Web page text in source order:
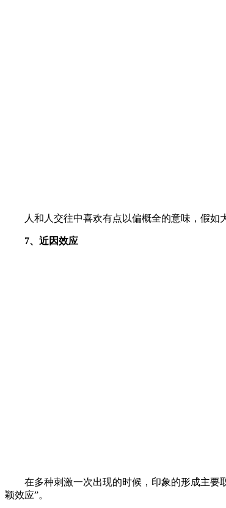
人和人交往中喜欢有点以偏概全的意味，假如大
7、近因效应
在多种刺激一次出现的时候，印象的形成主要取
颖效应”。